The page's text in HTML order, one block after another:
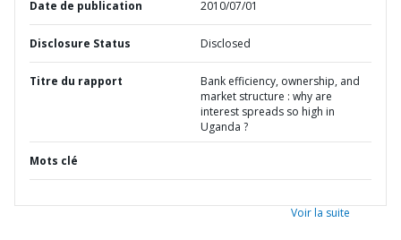
Date de publication 2010/07/01
Disclosure Status Disclosed
Titre du rapport
Bank efficiency, ownership, and
market structure : why are
interest spreads so high in
Uganda ?
Mots clé
Voir la suite